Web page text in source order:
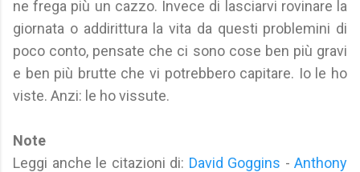
ne frega più un cazzo. Invece di lasciarvi rovinare la
giornata o addirittura la vita da questi problemini di
poco conto, pensate che ci sono cose ben più gravi
e ben più brutte che vi potrebbero capitare. Io le ho
viste. Anzi: le ho vissute.
Note
Leggi anche le citazioni di: David Goggins - Anthony